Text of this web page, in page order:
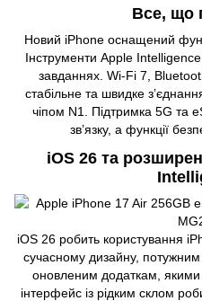
Все, що
Новий iPhone оснащений
Інструменти Apple
завданнях. Wi-Fi 7,
стабільне та швидке
чіпом N1. Підтримка 5G та
зв’язку, а функції
iOS 26 та
iOS 26 робить користування
сучасному дизайну,
оновленим додаткам,
інтерфейс із рідким склом